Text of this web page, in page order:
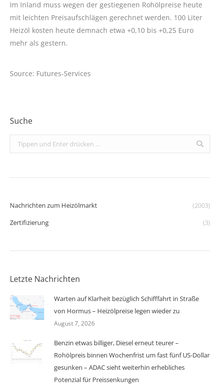
Im Inland muss wegen der gestiegenen Rohölpreise heute
mit leichten Preisaufschlägen gerechnet werden. 100 Liter
Heizöl kosten heute demnach etwa +0,10 bis +0,25 Euro
mehr als gestern.
Source: Futures-Services
Suche
Search:
Nachrichten zum Heizölmarkt
(2003)
Zertifizierung
(3)
Letzte Nachrichten
Warten auf Klarheit bezüglich Schifffahrt in Straße
von Hormus – Heizölpreise legen wieder zu
August 7, 2026
Benzin etwas billiger, Diesel erneut teurer –
Rohölpreis binnen Wochenfrist um fast fünf US-Dollar
gesunken – ADAC sieht weiterhin erhebliches
Potenzial für Preissenkungen